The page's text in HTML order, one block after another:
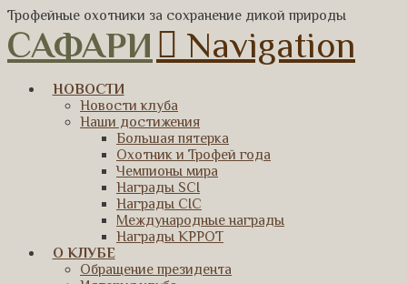
Трофейные охотники за сохранение дикой природы
САФАРИ Navigation
НОВОСТИ
Новости клуба
Наши достижения
Большая пятерка
Охотник и Трофей года
Чемпионы мира
Награды SCI
Награды CIC
Международные награды
Награды КРРОТ
О КЛУБЕ
Обращение президента